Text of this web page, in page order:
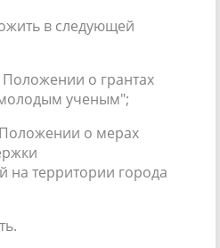
в следующей
Положении о грантах
ученым";
о мерах
на территории города